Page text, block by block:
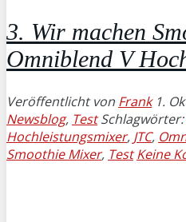
3. Wir machen
Omniblend V
Veröffentlicht von Frank 1.
Newsblog, TestSchlagwörter:
Hochleistungsmixer, JTC,
Smoothie Mixer, Test Keine